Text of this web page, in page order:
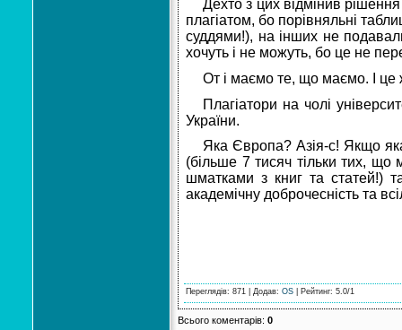
Дехто з цих відмінив
плагіатом, бо порівняльні
суддями!), на інших не
хочуть і не можуть, бо це не
От і маємо те, що маємо. І це
Плагіатори на чолі
України.
Яка Європа? Азія-с! Якщо
(більше 7 тисяч тільки тих, що
шматками з книг та статей!)
академічну доброчесність та
Переглядів: 871 Додав: OS Рейтинг: 5.0/1
Всього коментарів: 0